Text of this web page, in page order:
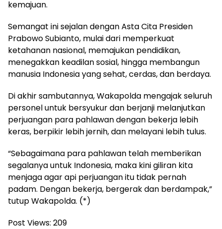
kemajuan.
Semangat ini sejalan dengan Asta Cita Presiden
Prabowo Subianto, mulai dari memperkuat
ketahanan nasional, memajukan pendidikan,
menegakkan keadilan sosial, hingga membangun
manusia Indonesia yang sehat, cerdas, dan berdaya.
Di akhir sambutannya, Wakapolda mengajak seluruh
personel untuk bersyukur dan berjanji melanjutkan
perjuangan para pahlawan dengan bekerja lebih
keras, berpikir lebih jernih, dan melayani lebih tulus.
“Sebagaimana para pahlawan telah memberikan
segalanya untuk Indonesia, maka kini giliran kita
menjaga agar api perjuangan itu tidak pernah
padam. Dengan bekerja, bergerak dan berdampak,”
tutup Wakapolda. (*)
Post Views: 209